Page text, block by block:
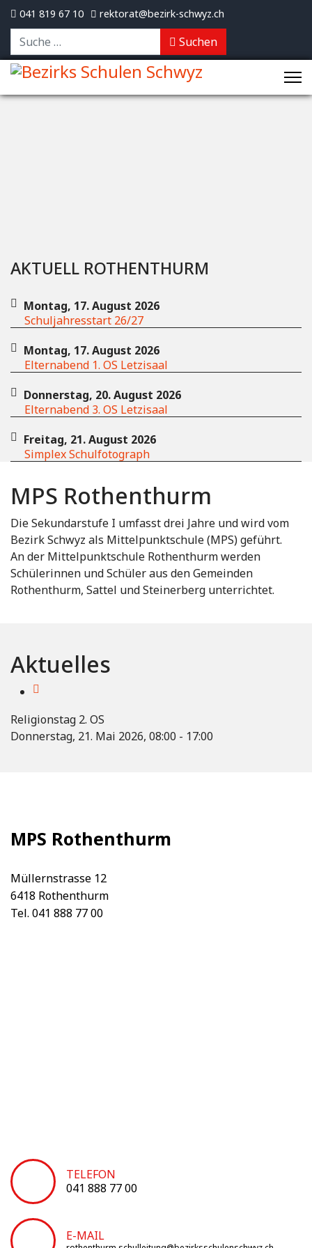
041 819 67 10 rektorat@bezirk-schwyz.ch
Suchen
Suchen
AKTUELL ROTHENTHURM
Montag, 17. August 2026
Schuljahresstart 26/27
Montag, 17. August 2026
Elternabend 1. OS Letzisaal
Donnerstag, 20. August 2026
Elternabend 3. OS Letzisaal
Freitag, 21. August 2026
Simplex Schulfotograph
MPS Rothenthurm
Die Sekundarstufe I umfasst drei Jahre und wird vom
Bezirk Schwyz als Mittelpunktschule (MPS) geführt.
An der Mittelpunktschule Rothenthurm werden
Schülerinnen und Schüler aus den Gemeinden
Rothenthurm, Sattel und Steinerberg unterrichtet.
Aktuelles
Religionstag 2. OS
Donnerstag, 21. Mai 2026, 08:00 - 17:00
MPS Rothenthurm
Müllernstrasse 12
6418 Rothenthurm
Tel. 041 888 77 00
TELEFON
041 888 77 00
E-MAIL